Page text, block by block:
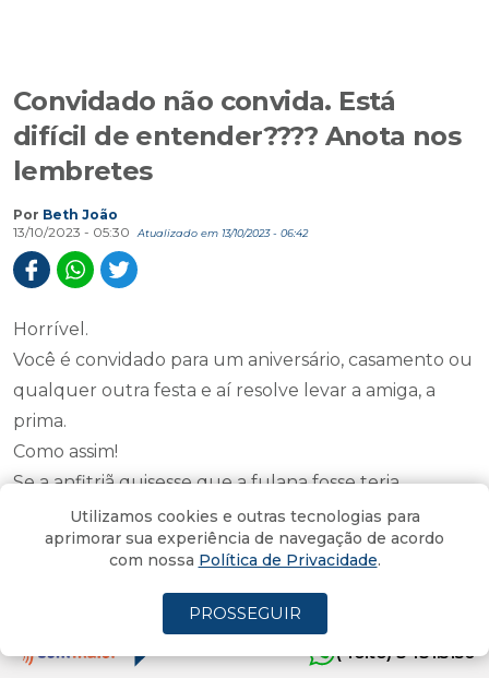
Convidado não convida. Está
difícil de entender???? Anota nos
lembretes
Por Beth João
13/10/2023 - 05:30
Atualizado em 13/10/2023 - 06:42
Horrível.
Você é convidado para um aniversário, casamento ou
qualquer outra festa e aí resolve levar a amiga, a
prima.
Como assim!
Se a anfitriã quisesse que a fulana fosse teria
convidado, certo.
Aí chega e fala:
“Trouxe a minha amiga, tudo bem né?”.
Não. Não está nada bem.
Imagina você contratar um buffet para X pessoas e
vem Y porque o convidado resolveu convidar.
(4oito) 3431.5150
Utilizamos cookies e outras tecnologias para
aprimorar sua experiência de navegação de acordo
com nossa Política de Privacidade.
PROSSEGUIR